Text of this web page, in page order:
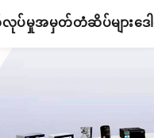
ပ်မှုအမှတ်တံဆိပ်များဒေ